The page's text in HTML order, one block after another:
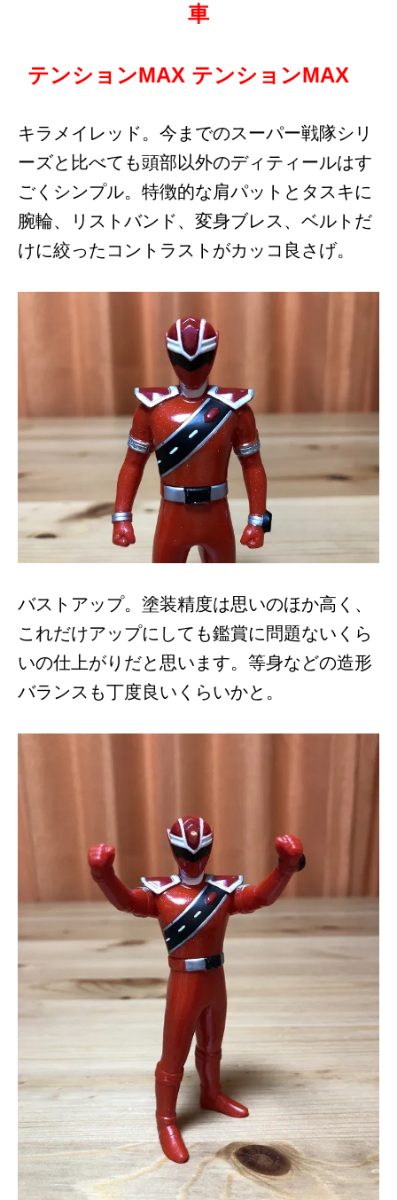
車
テンションMAX テンションMAX
キラメイレッド。今までのスーパー戦隊シリ
ーズと比べても頭部以外のディティールはす
ごくシンプル。特徴的な肩パットとタスキに
腕輪、リストバンド、変身ブレス、ベルトだ
けに絞ったコントラストがカッコ良さげ。
バストアップ。塗装精度は思いのほか高く、
これだけアップにしても鑑賞に問題ないくら
いの仕上がりだと思います。等身などの造形
バランスも丁度良いくらいかと。